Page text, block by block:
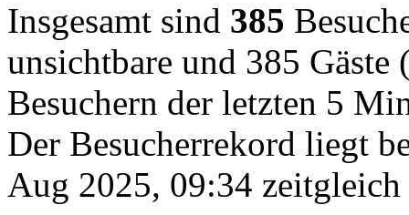
Insgesamt sind 385
unsichtbare und 385 Gäste
Besuchern der letzten 5
Der Besucherrekord liegt
Aug 2025, 09:34